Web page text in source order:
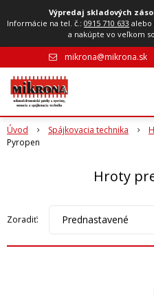
Výpredaj skladových
Informácie na tel. č.:0915 710 633 alebo
a nakúpte vo veľkom
mikrona@mikrona.sk
Úvod Spájkovacia technika
Pyropen
Hroty
Zoradiť: Prednastavené